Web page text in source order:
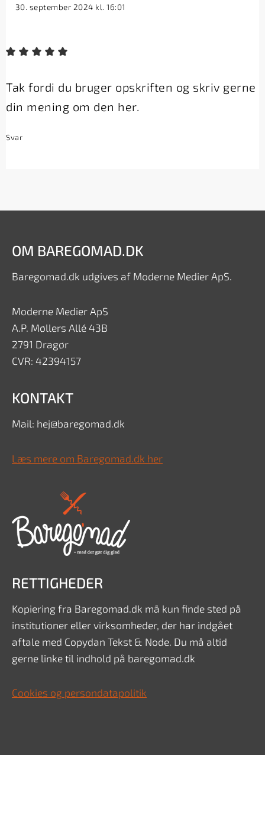
30. september 2024 kl. 16:01
Tak fordi du bruger opskriften og skriv gerne
din mening om den her.
Svar
OM BAREGOMAD.DK
Baregomad.dk udgives af Moderne Medier ApS.
Moderne Medier ApS
A.P. Møllers Allé 43B
2791 Dragør
CVR: 42394157
KONTAKT
Mail: hej@baregomad.dk
Læs mere om Baregomad.dk her
RETTIGHEDER
Kopiering fra Baregomad.dk må kun finde sted på
institutioner eller virksomheder, der har indgået
aftale med Copydan Tekst & Node. Du må altid
gerne linke til indhold på baregomad.dk
Cookies og persondatapolitik